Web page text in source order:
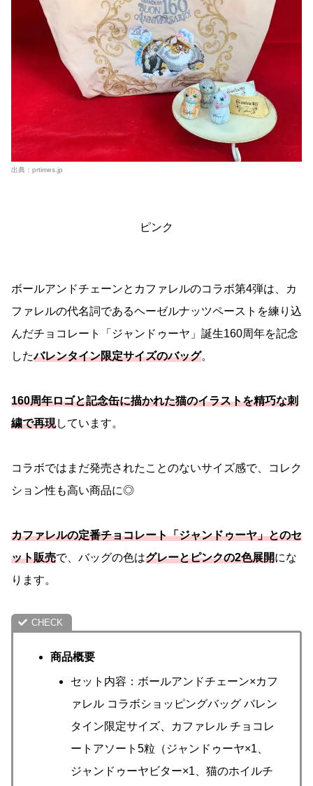
出典： prtimes.jp
ピンク
ボールアンドチェーンとカファレルのコラボ第4弾は、カ
ファレルの代名詞であるヘーゼルナッツペーストを練り込
んだチョコレート「ジャンドゥーヤ」誕生160周年を記念
したバレンタイン限定サイズのバッグ。
160周年ロゴと記念缶に描かれた猫のイラストを精巧な刺
繍で再現しています。
コラボではまだ発売されたことのないサイズ感で、コレク
ション性も高い商品に◎
カファレルの定番チョコレート「ジャンドゥーヤ」とのセ
ット販売で、バッグの色はグレーとピンクの2色展開にな
ります。
商品概要
セット内容：ボールアンドチェーン×カフ
ァレル コラボショッピングバッグ バレン
タイン限定サイズ、カファレル チョコレ
ートアソート5粒（ジャンドゥーヤ×1、
ジャンドゥーヤビター×1、猫のホイルチ